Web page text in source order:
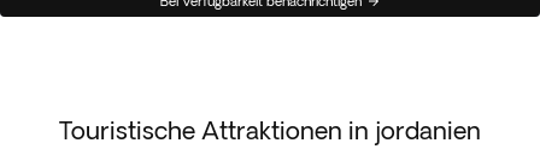
Touristische Attraktionen in jordanien